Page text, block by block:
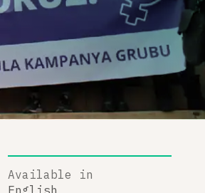
Available in
English